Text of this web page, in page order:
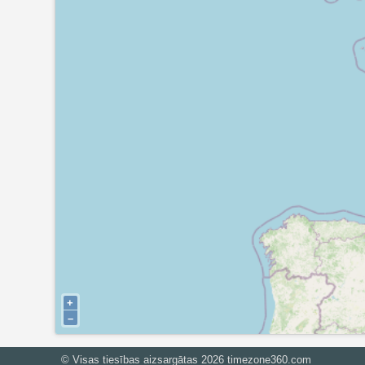
+
–
© Visas tiesības aizsargātas 2026timezone360.com